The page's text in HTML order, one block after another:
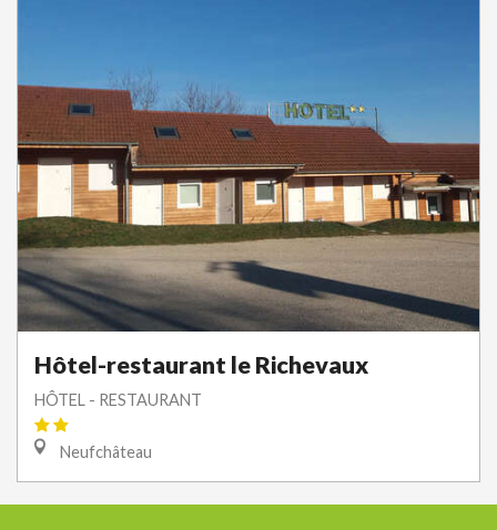
Hôtel-restaurant le Richevaux
HÔTEL - RESTAURANT
Neufchâteau